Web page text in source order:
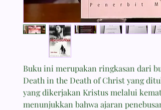
Buku ini merupakan ringkasan dari
Death in the Death of Christ yang
yang dikerjakan Kristus melalui
menunjukkan bahwa ajaran